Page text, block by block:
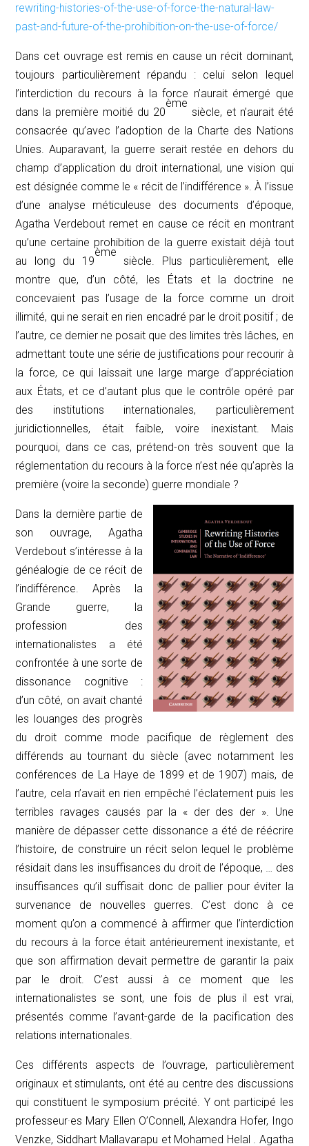
rewriting-histories-of-the-use-of-force-the-natural-law-
past-and-future-of-the-prohibition-on-the-use-of-force/
Dans cet ouvrage est remis en cause un récit dominant,
toujours particulièrement répandu : celui selon lequel
l’interdiction du recours à la force n’aurait émergé que
dans la première moitié du 20
ème
siècle, et n’aurait été
consacrée qu’avec l’adoption de la Charte des Nations
Unies. Auparavant, la guerre serait restée en dehors du
champ d’application du droit international, une vision qui
est désignée comme le « récit de l’indifférence ». À l’issue
d’une analyse méticuleuse des documents d’époque,
Agatha Verdebout remet en cause ce récit en montrant
qu’une certaine prohibition de la guerre existait déjà tout
au long du 19
ème
siècle. Plus particulièrement, elle
montre que, d’un côté, les États et la doctrine ne
concevaient pas l’usage de la force comme un droit
illimité, qui ne serait en rien encadré par le droit positif ; de
l’autre, ce dernier ne posait que des limites très lâches, en
admettant toute une série de justifications pour recourir à
la force, ce qui laissait une large marge d’appréciation
aux États, et ce d’autant plus que le contrôle opéré par
des institutions internationales, particulièrement
juridictionnelles, était faible, voire inexistant. Mais
pourquoi, dans ce cas, prétend-on très souvent que la
réglementation du recours à la force n’est née qu’après la
première (voire la seconde) guerre mondiale ?
Dans la dernière partie de
son ouvrage, Agatha
Verdebout s’intéresse à la
généalogie de ce récit de
l’indifférence. Après la
Grande guerre, la
profession des
internationalistes a été
confrontée à une sorte de
dissonance cognitive :
d’un côté, on avait chanté
les louanges des progrès
du droit comme mode pacifique de règlement des
différends au tournant du siècle (avec notamment les
conférences de La Haye de 1899 et de 1907) mais, de
l’autre, cela n’avait en rien empêché l’éclatement puis les
terribles ravages causés par la « der des der ». Une
manière de dépasser cette dissonance a été de réécrire
l’histoire, de construire un récit selon lequel le problème
résidait dans les insuffisances du droit de l’époque, … des
insuffisances qu’il suffisait donc de pallier pour éviter la
survenance de nouvelles guerres. C’est donc à ce
moment qu’on a commencé à affirmer que l’interdiction
du recours à la force était antérieurement inexistante, et
que son affirmation devait permettre de garantir la paix
par le droit. C’est aussi à ce moment que les
internationalistes se sont, une fois de plus il est vrai,
présentés comme l’avant-garde de la pacification des
relations internationales.
Ces différents aspects de l’ouvrage, particulièrement
originaux et stimulants, ont été au centre des discussions
qui constituent le symposium précité. Y ont participé les
professeur·es Mary Ellen O’Connell, Alexandra Hofer, Ingo
Venzke, Siddhart Mallavarapu et Mohamed Helal . Agatha